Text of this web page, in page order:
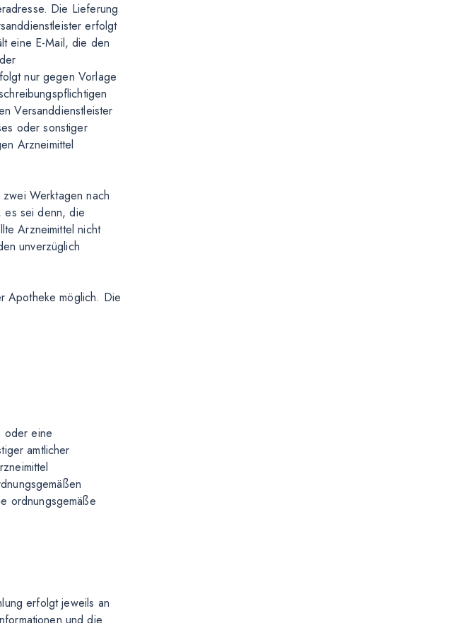
Die Lieferung
erfolgt
eine E-Mail, die den
nur gegen Vorlage
Versanddienstleister
oder sonstiger
Arzneimittel
Werktagen nach
es sei denn, die
Arzneimittel nicht
unverzüglich
Apotheke möglich. Die
oder eine
amtlicher
ordnungsgemäße
erfolgt jeweils an